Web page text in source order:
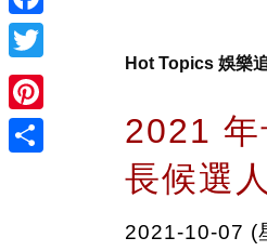
Facebook
Twitter
Pinterest
Hot Topics 娛樂
2021
長候選
2021-10-07 (